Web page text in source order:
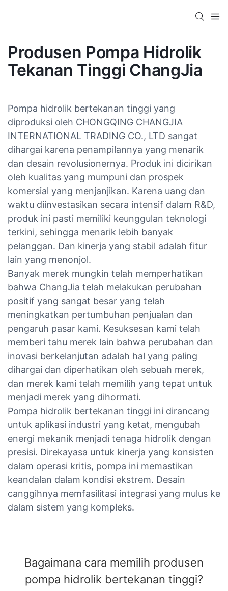
Produsen Pompa Hidrolik
Tekanan Tinggi ChangJia
Pompa hidrolik bertekanan tinggi yang
diproduksi oleh CHONGQING CHANGJIA
INTERNATIONAL TRADING CO., LTD sangat
dihargai karena penampilannya yang menarik
dan desain revolusionernya. Produk ini dicirikan
oleh kualitas yang mumpuni dan prospek
komersial yang menjanjikan. Karena uang dan
waktu diinvestasikan secara intensif dalam R&D,
produk ini pasti memiliki keunggulan teknologi
terkini, sehingga menarik lebih banyak
pelanggan. Dan kinerja yang stabil adalah fitur
lain yang menonjol.
Banyak merek mungkin telah memperhatikan
bahwa ChangJia telah melakukan perubahan
positif yang sangat besar yang telah
meningkatkan pertumbuhan penjualan dan
pengaruh pasar kami. Kesuksesan kami telah
memberi tahu merek lain bahwa perubahan dan
inovasi berkelanjutan adalah hal yang paling
dihargai dan diperhatikan oleh sebuah merek,
dan merek kami telah memilih yang tepat untuk
menjadi merek yang dihormati.
Pompa hidrolik bertekanan tinggi ini dirancang
untuk aplikasi industri yang ketat, mengubah
energi mekanik menjadi tenaga hidrolik dengan
presisi. Direkayasa untuk kinerja yang konsisten
dalam operasi kritis, pompa ini memastikan
keandalan dalam kondisi ekstrem. Desain
canggihnya memfasilitasi integrasi yang mulus ke
dalam sistem yang kompleks.
Bagaimana cara memilih produsen
pompa hidrolik bertekanan tinggi?